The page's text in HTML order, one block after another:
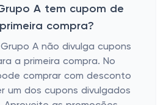
A tem cupom de
compra?
A não divulga cupons
a primeira compra. No
comprar com desconto
um dos cupons divulgados